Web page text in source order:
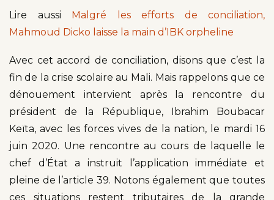
Lire aussi Malgré les efforts de conciliation,
Mahmoud Dicko laisse la main d’IBK orpheline
Avec cet accord de conciliation, disons que c’est la
fin de la crise scolaire au Mali. Mais rappelons que ce
dénouement intervient après la rencontre du
président de la République, Ibrahim Boubacar
Keïta, avec les forces vives de la nation, le mardi 16
juin 2020. Une rencontre au cours de laquelle le
chef d’État a instruit l’application immédiate et
pleine de l’article 39. Notons également que toutes
ces situations restent tributaires de la grande